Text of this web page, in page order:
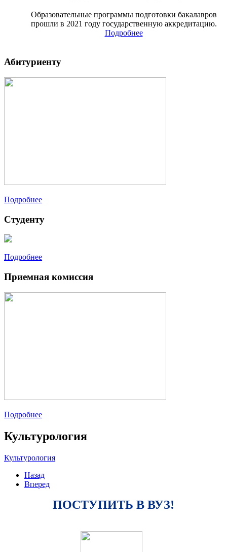
Образовательные программы подготовки бакалавров
прошли в 2021 году государственную аккредитацию.
Подробнее
Абитуриенту
Подробнее
Студенту
Подробнее
Приемная комиссия
Подробнее
Культурология
Культурология
Назад
Вперед
ПОСТУПИТЬ В ВУЗ!